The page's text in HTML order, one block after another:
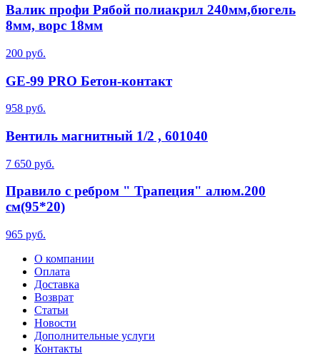
Валик профи Рябой полиакрил 240мм,бюгель
8мм, ворс 18мм
200 руб.
GE-99 PRO Бетон-контакт
958 руб.
Вентиль магнитный 1/2 , 601040
7 650 руб.
Правило с ребром " Трапеция" алюм.200
см(95*20)
965 руб.
О компании
Оплата
Доставка
Возврат
Статьи
Новости
Дополнительные услуги
Контакты